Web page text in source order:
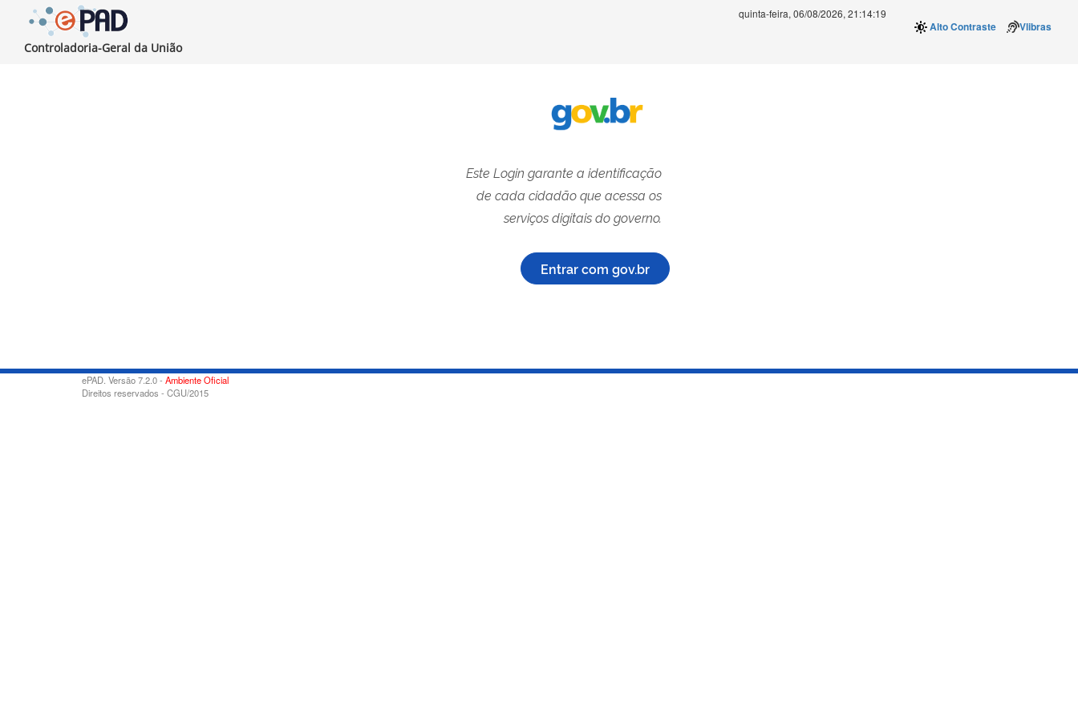
Controladoria-Geral da União
quinta-feira, 06/08/2026, 21:14:19
Alto Contraste Vlibras
Este Login garante a identificação
de cada cidadão que acessa os
serviços digitais do governo.
ePAD. Versão 7.2.0 - Ambiente Oficial
Direitos reservados - CGU/2015